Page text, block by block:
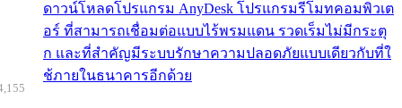
ดาวน์โหลดโปรแกรม AnyDesk โปรแกรมรีโมทคอมพิวเต
อร์ ที่สามารถเชื่อมต่อแบบไร้พรมแดน รวดเร็มไม่มีกระตุ
ก และที่สำคัญมีระบบรักษาความปลอดภัยแบบเดียวกับที่ใ
ช้ภายในธนาคารอีกด้วย